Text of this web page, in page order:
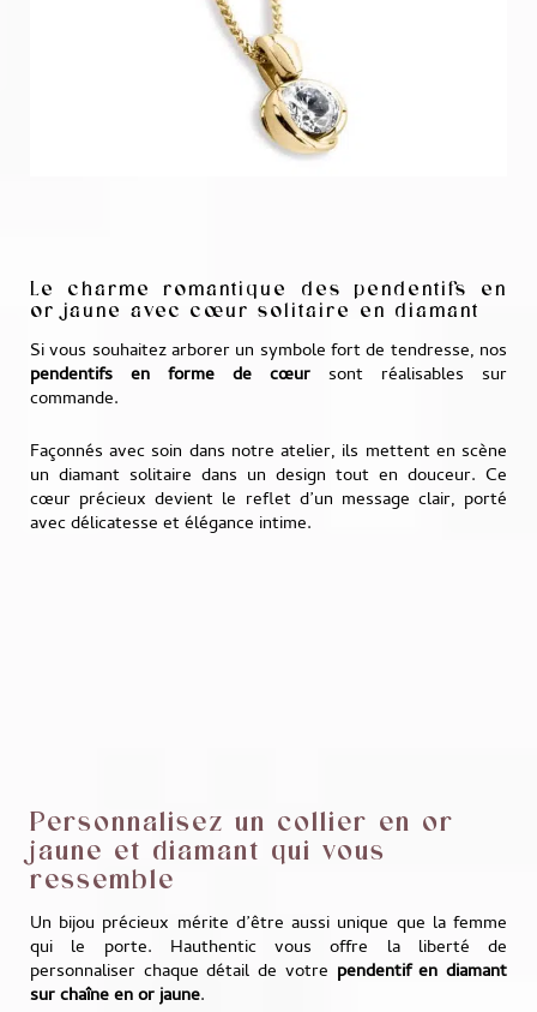
Le charme romantique des pendentifs en
or jaune avec cœur solitaire en diamant
Si vous souhaitez arborer un symbole fort de tendresse, nos
pendentifs en forme de cœur sont réalisables sur
commande.
Façonnés avec soin dans notre atelier, ils mettent en scène
un diamant solitaire dans un design tout en douceur. Ce
cœur précieux devient le reflet d’un message clair, porté
avec délicatesse et élégance intime.
Personnalisez un collier en or
jaune et diamant qui vous
ressemble
Un bijou précieux mérite d’être aussi unique que la femme
qui le porte. Hauthentic vous offre la liberté de
personnaliser chaque détail de votre pendentif en diamant
sur chaîne en or jaune.